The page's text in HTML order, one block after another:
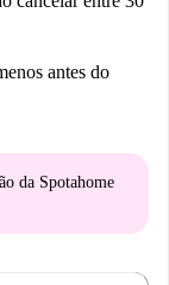
antes do
da Spotahome